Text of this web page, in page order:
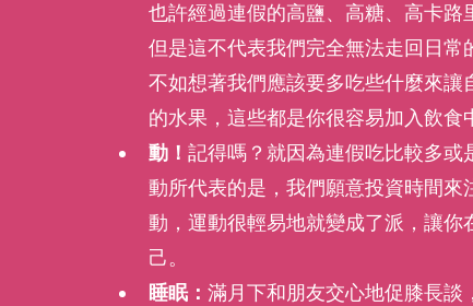
也許經過連假的高鹽、高糖、高卡路
但是這不代表我們完全無法走回日
不如想著我們應該要多吃些什麼來
的水果，這些都是你很容易加入飲食
動！ 記得嗎？就因為連假吃比較多
動所代表的是，我們願意投資時間
動，運動很輕易地就變成了派，讓你
己。
睡眠： 滿月下和朋友交心地促膝長